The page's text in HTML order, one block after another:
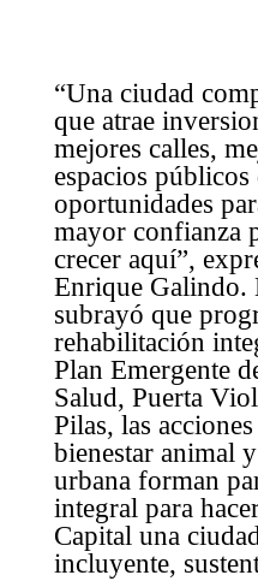
“Una ciudad
que atrae
mejores calles,
espacios
oportunidades
mayor confianza
crecer aquí”,
Enrique Galindo.
subrayó que
rehabilitación
Plan Emergente
Salud, Puerta
Pilas, las
bienestar animal
urbana forman
integral para
Capital una
incluyente,